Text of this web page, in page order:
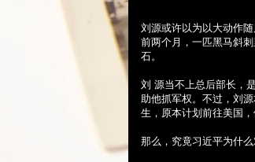
刘源或许以为以大动作
前两个月，一匹黑马斜
石。
刘 源当不上总后部长，
助他抓军权。不过，刘
生，原本计划前往美国，
那么，究竟习近平为什